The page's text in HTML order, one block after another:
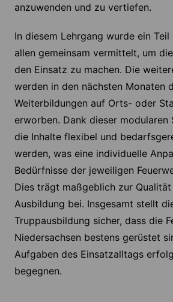
anzuwenden und zu vertiefen.
In diesem Lehrgang wurde ein
allen gemeinsam vermittelt, um
den Einsatz zu machen. Die
werden in den nächsten Monaten
Weiterbildungen auf Orts- oder
erworben. Dank dieser modularen
die Inhalte flexibel und
werden, was eine individuelle
Bedürfnisse der jeweiligen
Dies trägt maßgeblich zur
Ausbildung bei. Insgesamt stellt
Truppausbildung sicher, dass die
Niedersachsen bestens gerüstet
Aufgaben des Einsatzalltags
begegnen.